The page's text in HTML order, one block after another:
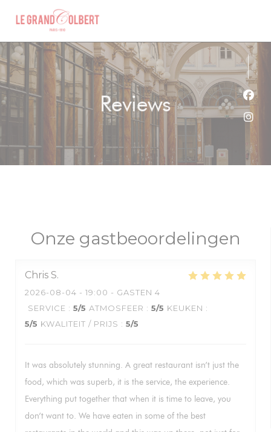
Cookies beheer paneel
Reviews
Onze gastbeoordelingen
Chris S
2026-08-04 - 19:00 - GASTEN 4
SERVICE : 5/5 ATMOSFEER : 5/5 KEUKEN :
5/5 KWALITEIT / PRIJS : 5/5
It was absolutely stunning. A great restaurant isn’t just the
food, which was superb, it is the service, the experience.
Everything put together that when it is time to leave, you
don’t want to. We have eaten in some of the best